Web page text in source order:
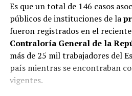
Es que un total de 146 casos
públicos de instituciones de la
fueron registrados en el
Contraloría General de la
más de 25 mil trabajadores del
país mientras se encontraban
vigentes.